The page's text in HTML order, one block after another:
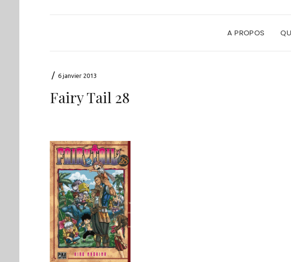
A PROPOS
/ 6 janvier 2013
Fairy Tail 28